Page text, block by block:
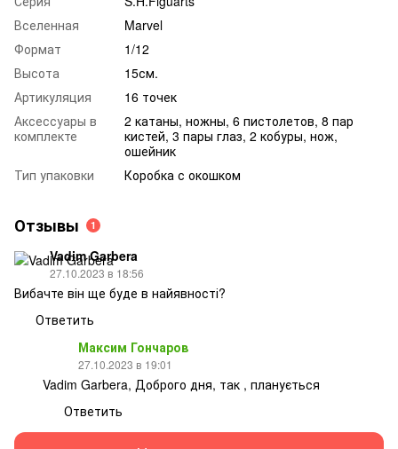
Вселенная
Marvel
Формат
1/12
Высота
15см.
Артикуляция
16 точек
Аксессуары в
комплекте
2 катаны, ножны, 6 пистолетов, 8 пар
кистей, 3 пары глаз, 2 кобуры, нож,
ошейник
Тип упаковки
Коробка с окошком
Отзывы 1
Vadim Garbera
27.10.2023 в 18:56
Вибачте він ще буде в найявності?
Ответить
Максим Гончаров
27.10.2023 в 19:01
Vadim Garbera, Доброго дня, так , планується
Ответить